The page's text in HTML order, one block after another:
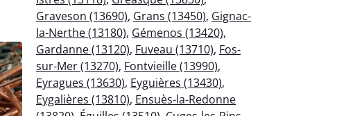
Graveson (13690), Grans (13450), Gignac-
la-Nerthe (13180), Gémenos (13420),
Gardanne (13120), Fuveau (13710), Fos-
sur-Mer (13270), Fontvieille (13990),
Eyragues (13630), Eyguières (13430),
Eygalières (13810), Ensuès-la-Redonne